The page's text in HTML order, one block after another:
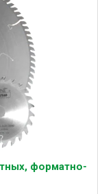
форматно-